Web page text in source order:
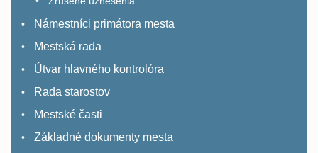
Námestníci primátora mesta
Mestská rada
Útvar hlavného kontrolóra
Rada starostov
Mestské časti
Základné dokumenty mesta